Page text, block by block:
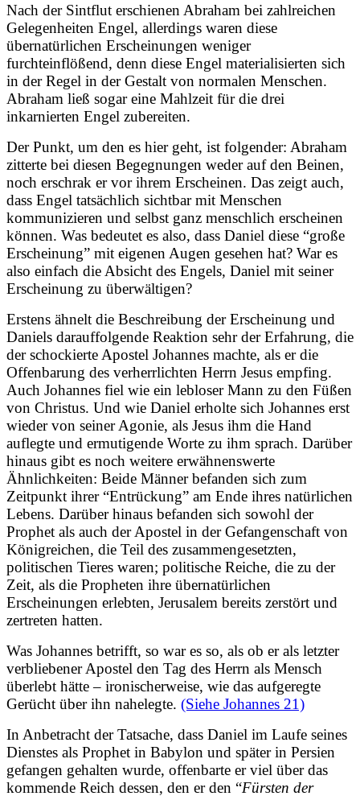
Nach der Sintflut erschienen Abraham bei zahlreichen
Gelegenheiten Engel, allerdings waren diese
übernatürlichen Erscheinungen weniger
furchteinflößend, denn diese Engel materialisierten sich
in der Regel in der Gestalt von normalen Menschen.
Abraham ließ sogar eine Mahlzeit für die drei
inkarnierten Engel zubereiten.
Der Punkt, um den es hier geht, ist folgender: Abraham
zitterte bei diesen Begegnungen weder auf den Beinen,
noch erschrak er vor ihrem Erscheinen. Das zeigt auch,
dass Engel tatsächlich sichtbar mit Menschen
kommunizieren und selbst ganz menschlich erscheinen
können. Was bedeutet es also, dass Daniel diese “große
Erscheinung” mit eigenen Augen gesehen hat? War es
also einfach die Absicht des Engels, Daniel mit seiner
Erscheinung zu überwältigen?
Erstens ähnelt die Beschreibung der Erscheinung und
Daniels darauffolgende Reaktion sehr der Erfahrung, die
der schockierte Apostel Johannes machte, als er die
Offenbarung des verherrlichten Herrn Jesus empfing.
Auch Johannes fiel wie ein lebloser Mann zu den Füßen
von Christus. Und wie Daniel erholte sich Johannes erst
wieder von seiner Agonie, als Jesus ihm die Hand
auflegte und ermutigende Worte zu ihm sprach. Darüber
hinaus gibt es noch weitere erwähnenswerte
Ähnlichkeiten: Beide Männer befanden sich zum
Zeitpunkt ihrer “Entrückung” am Ende ihres natürlichen
Lebens. Darüber hinaus befanden sich sowohl der
Prophet als auch der Apostel in der Gefangenschaft von
Königreichen, die Teil des zusammengesetzten,
politischen Tieres waren; politische Reiche, die zu der
Zeit, als die Propheten ihre übernatürlichen
Erscheinungen erlebten, Jerusalem bereits zerstört und
zertreten hatten.
Was Johannes betrifft, so war es so, als ob er als letzter
verbliebener Apostel den Tag des Herrn als Mensch
überlebt hätte – ironischerweise, wie das aufgeregte
Gerücht über ihn nahelegte. (Siehe Johannes 21)
In Anbetracht der Tatsache, dass Daniel im Laufe seines
Dienstes als Prophet in Babylon und später in Persien
gefangen gehalten wurde, offenbarte er viel über das
kommende Reich dessen, den er den “Fürsten der